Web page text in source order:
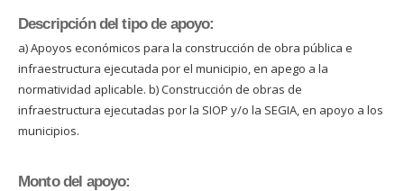
Descripción del tipo de apoyo:
a) Apoyos económicos para la construcción de obra pública e
infraestructura ejecutada por el municipio, en apego a la
normatividad aplicable. b) Construcción de obras de
infraestructura ejecutadas por la SIOP y/o la SEGIA, en apoyo a los
municipios.
Monto del apoyo: